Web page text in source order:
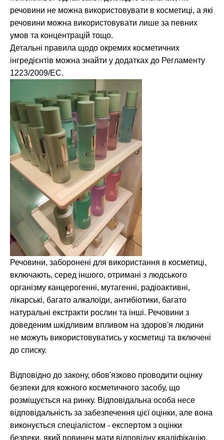
речовини не можна використовувати в косметиці, а які
речовини можна використовувати лише за певних
умов та концентрацій тощо.
Детальні правила щодо окремих косметичних
інгредієнтів можна знайти у додатках до Регламенту
1223/2009/EC.
Речовини, заборонені для використання в косметиці,
включають, серед іншого, отримані з людського
організму канцерогенні, мутагенні, радіоактивні,
лікарські, багато алкалоїди, антибіотики, багато
натуральні екстракти рослин та інші. Речовини з
доведеним шкідливим впливом на здоров'я людини
не можуть використовуватись у косметиці та включені
до списку.
Відповідно до закону, обов'язково проводити оцінку
безпеки для кожного косметичного засобу, що
розміщується на ринку. Відповідальна особа несе
відповідальність за забезпечення цієї оцінки, але вона
виконується спеціалістом - експертом з оцінки
безпеки, який повинен мати відповідну кваліфікацію,